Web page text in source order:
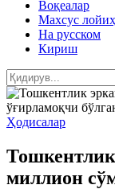
Воқеалар
Махсус
На русском
Кириш
Ҳодисалар
миллион